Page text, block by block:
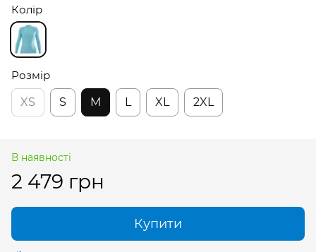
Колір
Розмір
XS
S M L XL 2XL
В наявності
2 479 грн
Купити